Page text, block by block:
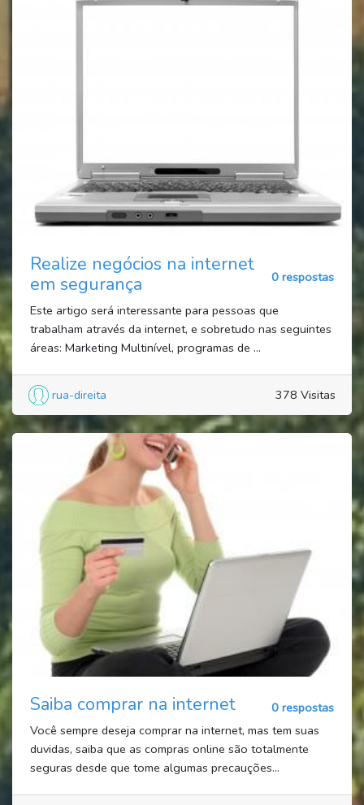
Realize negócios na internet
em segurança
0 respostas
Este artigo será interessante para pessoas que
trabalham através da internet, e sobretudo nas seguintes
áreas: Marketing Multinível, programas de ...
rua-direita 378 Visitas
Saiba comprar na internet
0 respostas
Você sempre deseja comprar na internet, mas tem suas
duvidas, saiba que as compras online são totalmente
seguras desde que tome algumas precauções...